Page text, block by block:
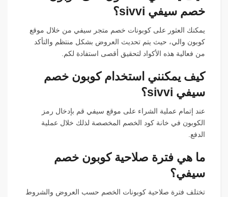
خصم سيفي sivvi؟
يمكنك العثور على كوبونات خصم متجر سيفي من خلال موقع
كوبون والي، حيث يتم تحديث العروض بشكل منتظم والتأكد
من فعالية هذه الأكواد لتحقيق أقصى استفادة لكم.
كيف يمكنني استخدام كوبون خصم
سيفي sivvi؟
عند إتمام عملية الشراء على موقع سيفي قم بإدخال رمز
الكوبون في خانة كود الخصم المخصصة لذلك خلال عملية
الدفع.
ما هي فترة صلاحية كوبون خصم
سيفي؟
تختلف فترة صلاحية كوبونات الخصم حسب العروض والشروط